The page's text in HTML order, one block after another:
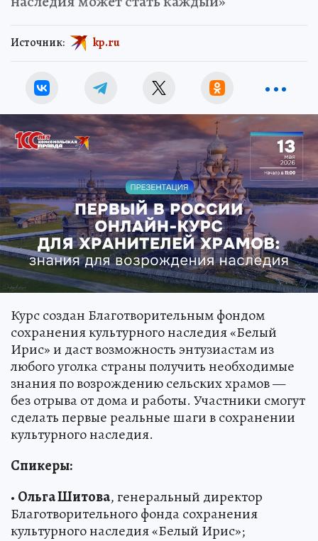
Источник: kp.ru
Курс создан Благотворительным фондом
сохранения культурного наследия «Белый
Ирис» и даст возможность энтузиастам из
любого уголка страны получить необходимые
знания по возрождению сельских храмов —
без отрыва от дома и работы. Участники смогут
сделать первые реальные шаги в сохранении
культурного наследия.
Спикеры:
• Ольга Шитова, генеральный директор
Благотворительного фонда сохранения
культурного наследия «Белый Ирис»;